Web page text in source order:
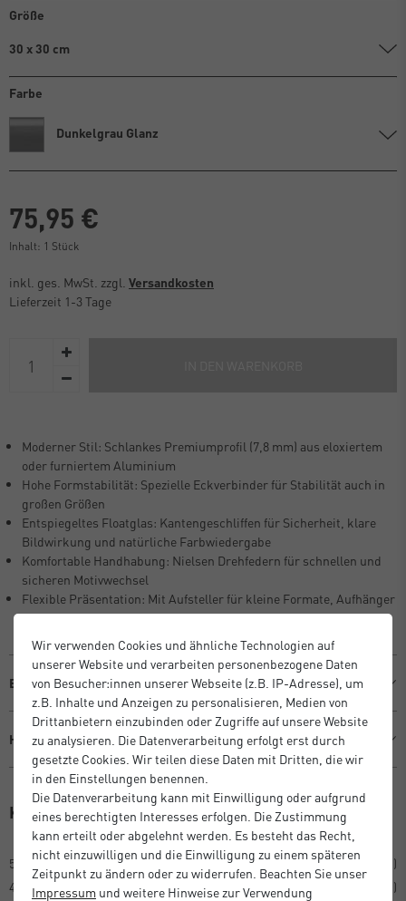
Größe
30 x 30 cm
Farbe
Dunkelgrau Glanz
75,95 €
Inhalt: 1 Stück
inkl. ges. MwSt. zzgl. Versandkosten
Lieferzeit 1-3 Tage
Moderner Stil: Schlankes Premiumprofil (7,8 mm) aus eloxiertem
oder furniertem Aluminium
Hohe Formstabilität: Spezielle Eckverbinder für Stabilität auch in
großen Größen
Entspiegeltes Floatglas: Kantengeschliffen für Sicherheit, klare
Bildwirkung und natürliche Farbwiedergabe
Komfortable Handhabung: Nielsen Drehfedern für schnellen und
sicheren Motivwechsel
Flexible Präsentation: Mit Aufsteller für kleine Formate, Aufhänger
ab DIN A4 – Hoch- und Querformat
Beschreibung
Hersteller Informationen
Kundenrezensionen(1)
5
4
Wir verwenden Cookies und ähnliche Technologien auf
unserer Website und verarbeiten personenbezogene Daten
von Besucher:innen unserer Webseite (z.B. IP-Adresse), um
z.B. Inhalte und Anzeigen zu personalisieren, Medien von
Drittanbietern einzubinden oder Zugriffe auf unsere Website
zu analysieren. Die Datenverarbeitung erfolgt erst durch
gesetzte Cookies. Wir teilen diese Daten mit Dritten, die wir
in den Einstellungen benennen.
Die Datenverarbeitung kann mit Einwilligung oder aufgrund
eines berechtigten Interesses erfolgen. Die Zustimmung
kann erteilt oder abgelehnt werden. Es besteht das Recht,
nicht einzuwilligen und die Einwilligung zu einem späteren
Zeitpunkt zu ändern oder zu widerrufen. Beachten Sie unser
Impressum und weitere Hinweise zur Verwendung